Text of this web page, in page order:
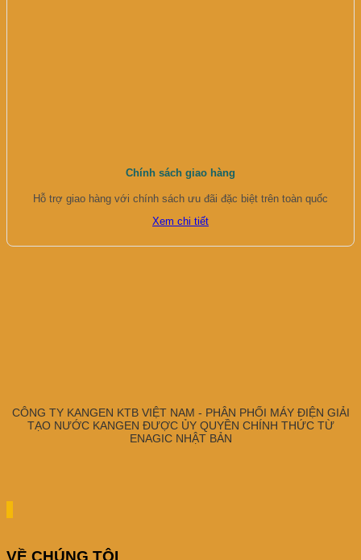
Chính sách giao hàng
Hỗ trợ giao hàng với chính sách ưu đãi đặc biệt trên toàn quốc
Xem chi tiết
CÔNG TY KANGEN KTB VIỆT NAM - PHÂN PHỐI MÁY ĐIỆN GIẢI
TẠO NƯỚC KANGEN ĐƯỢC ỦY QUYỀN CHÍNH THỨC TỪ
ENAGIC NHẬT BẢN
VỀ CHÚNG TÔI